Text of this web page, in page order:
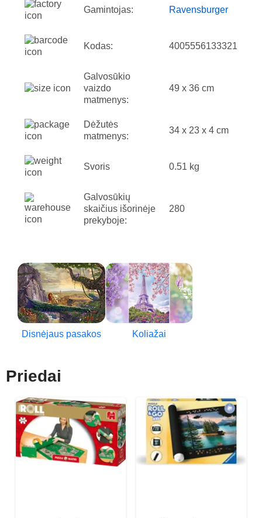
Gamintojas: Ravensburger
Kodas: 4005556133321
Galvosūkio
vaizdo
matmenys:
49 x 36 cm
Dėžutės
matmenys:
34 x 23 x 4 cm
Svoris 0.51 kg
Galvosūkių
skaičius išorinėje
prekyboje:
280
Disnėjaus pasakos Koliažai
Priedai